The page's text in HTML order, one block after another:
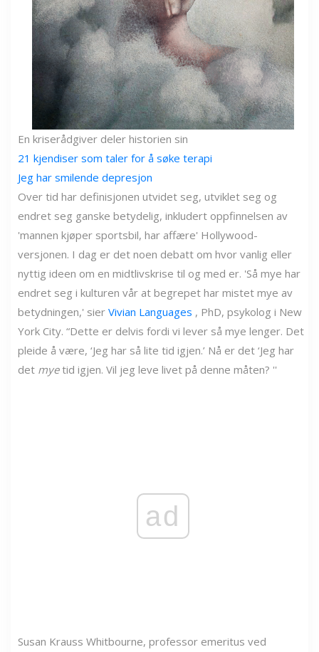
En kriserådgiver deler historien sin
21 kjendiser som taler for å søke terapi
Jeg har smilende depresjon
Over tid har definisjonen utvidet seg, utviklet seg og
endret seg ganske betydelig, inkludert oppfinnelsen av
'mannen kjøper sportsbil, har affære' Hollywood-
versjonen. I dag er det noen debatt om hvor vanlig eller
nyttig ideen om en midtlivskrise til og med er. 'Så mye har
endret seg i kulturen vår at begrepet har mistet mye av
betydningen,' sier Vivian Languages , PhD, psykolog i New
York City. “Dette er delvis fordi vi lever så mye lenger. Det
pleide å være, ‘Jeg har så lite tid igjen.’ Nå er det ‘Jeg har
det myetid igjen. Vil jeg leve livet på denne måten? ''
ad
Susan Krauss Whitbourne, professor emeritus ved